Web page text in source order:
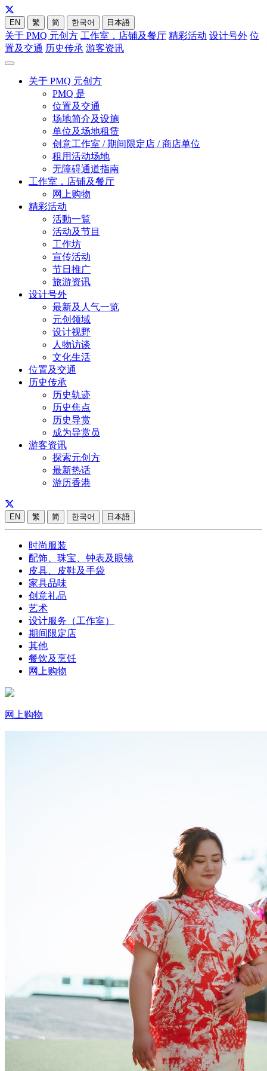
EN 繁 简 한국어 日本語
关于 PMQ 元创方 工作室，店铺及餐厅 精彩活动 设计号外 位
置及交通 历史传承 游客资讯
关于 PMQ 元创方
PMQ 是
位置及交通
场地简介及设施
单位及场地租赁
创意工作室 / 期间限定店 / 商店单位
租用活动场地
无障碍通道指南
工作室，店铺及餐厅
网上购物
精彩活动
活動一覧
活动及节目
工作坊
宣传活动
节日推广
旅游资讯
设计号外
最新及人气一览
元创领域
设计视野
人物访谈
文化生活
位置及交通
历史传承
历史轨迹
历史焦点
历史导赏
成为导赏员
游客资讯
探索元创方
最新热话
游历香港
EN 繁 简 한국어 日本語
时尚服装
配饰、珠宝、钟表及眼镜
皮具、皮鞋及手袋
家具品味
创意礼品
艺术
设计服务（工作室）
期间限定店
其他
餐饮及烹饪
网上购物
网上购物